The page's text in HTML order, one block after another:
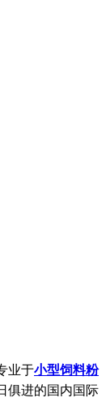
业于小型饲料粉
俱进的国内国际